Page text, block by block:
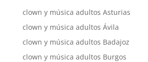
clown y música adultos Asturias
clown y música adultos Ávila
clown y música adultos Badajoz
clown y música adultos Burgos